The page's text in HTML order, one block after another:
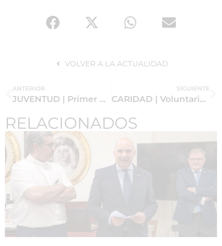
VOLVER A LA ACTUALIDAD
ANTERIOR
JUVENTUD | Primer encuentro de jóvenes de la Madrugada
SIGUIENTE
CARIDAD | Voluntariado “Talleres de las Parroquias de La Blanca Paloma y Ntra. Sra. de la Candelaria”
RELACIONADOS